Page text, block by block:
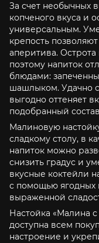
За счет необычных
копченого вкуса и
универсальным.
крепость
аперитива.
поэтому напиток
блюдами:
шашлыком. Удачно
выгодно оттеняет
подобранный
Малиновую
сладкому столу, в
напиток можно
снизить градус и
вкусные коктейли
с помощью ягодных
выраженной
Настойка «Малина
доступна всем
настроение и